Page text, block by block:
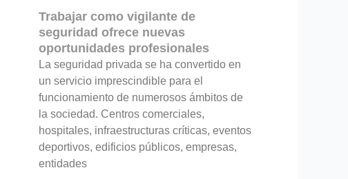
Trabajar como vigilante de
seguridad ofrece nuevas
oportunidades profesionales
La seguridad privada se ha convertido en
un servicio imprescindible para el
funcionamiento de numerosos ámbitos de
la sociedad. Centros comerciales,
hospitales, infraestructuras críticas, eventos
deportivos, edificios públicos, empresas,
entidades